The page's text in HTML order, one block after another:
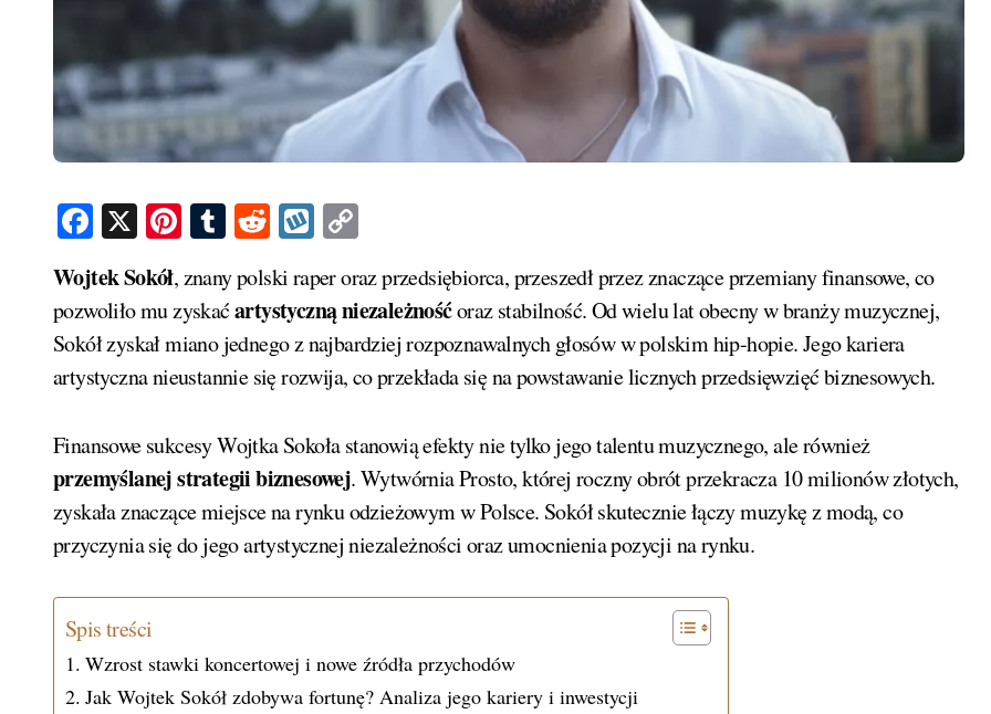
Facebook
X Pinterest
Tumblr
RedditWykop
Wojtek Sokół, znany polski raper oraz przedsiębiorca, przeszedł przez znaczące przemiany finansowe, co
pozwoliło mu zyskaćartystyczną niezależnośćoraz stabilność. Od wielu lat obecny w branży muzycznej,
Sokół zyskał miano jednego z najbardziej rozpoznawalnych głosów w polskim hip-hopie. Jego kariera
artystyczna nieustannie się rozwija, co przekłada się na powstawanie licznych przedsięwzięć biznesowych.
Finansowe sukcesy Wojtka Sokoła stanowią efekty nie tylko jego talentu muzycznego, ale również
przemyślanej strategii biznesowej. Wytwórnia Prosto, której roczny obrót przekracza 10 milionów złotych,
zyskała znaczące miejsce na rynku odzieżowym w Polsce. Sokół skutecznie łączy muzykę z modą, co
przyczynia się do jego artystycznej niezależności oraz umocnienia pozycji na rynku.
Spis treści
Wzrost stawki koncertowej i nowe źródła przychodów
Jak Wojtek Sokół zdobywa fortunę? Analiza jego kariery i inwestycji